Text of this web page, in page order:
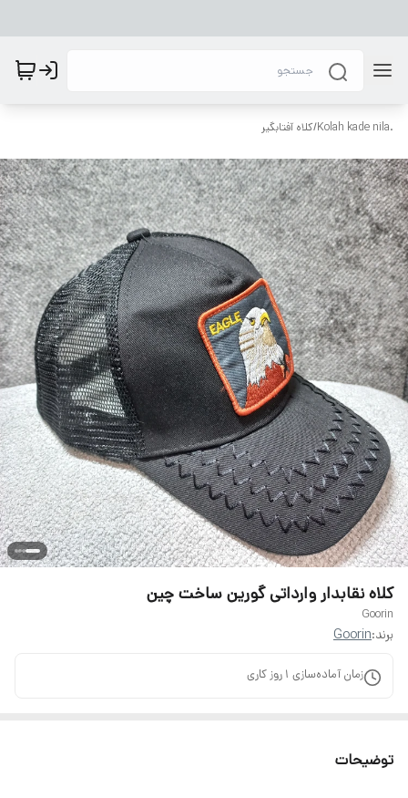
.Kolah kade nila
/کلاه آفتابگیر
کلاه نقابدار وارداتی گورین ساخت چین
Goorin
برند:Goorin
زمان آماده‌سازی 1 روز کاری
توضیحات